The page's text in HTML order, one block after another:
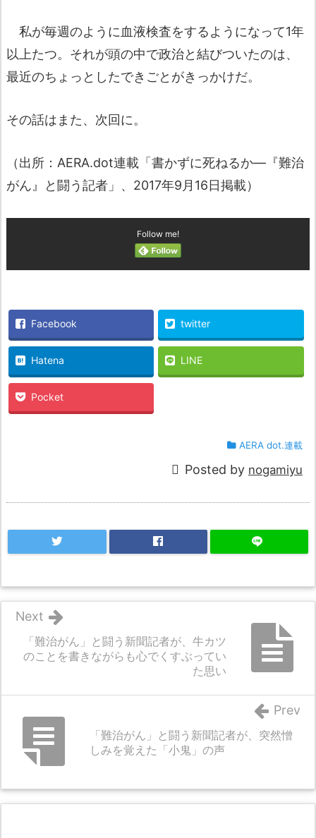
私が毎週のように血液検査をするようになって1年
以上たつ。それが頭の中で政治と結びついたのは、
最近のちょっとしたできごとがきっかけだ。
その話はまた、次回に。
（出所：AERA.dot連載「書かずに死ねるか―『難治
がん』と闘う記者」、2017年9月16日掲載）
Follow me!
Facebook twitter
Hatena LINE
Pocket
AERA dot.連載
Posted by nogamiyu
「難治がん」と闘う新聞記者が、牛カツ
のことを書きながらも心でくすぶってい
た思い
Next
「難治がん」と闘う新聞記者が、突然憎
しみを覚えた「小鬼」の声
Prev